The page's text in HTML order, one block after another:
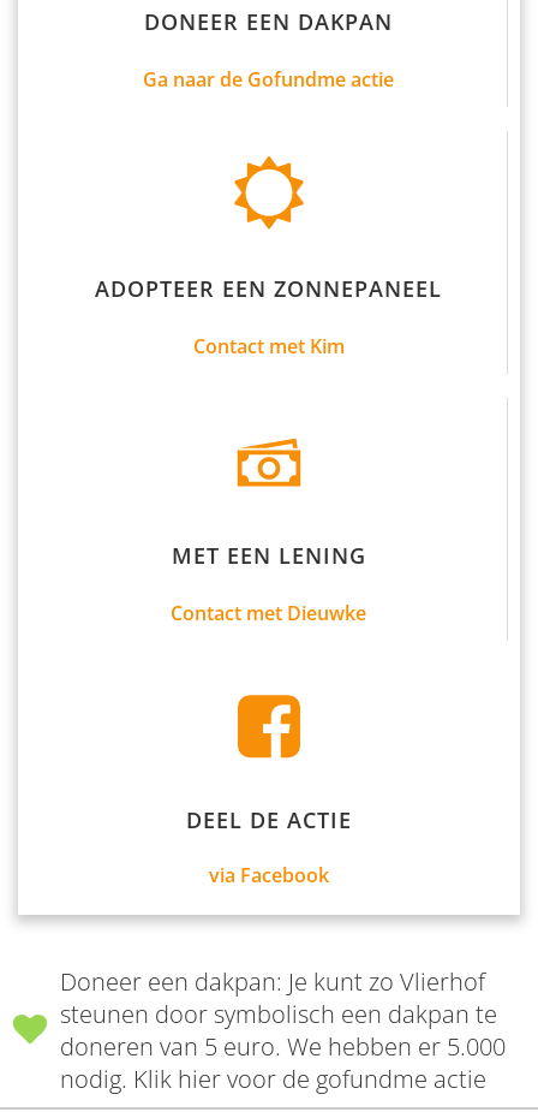
DONEER EEN DAKPAN
Ga naar de Gofundme actie
ADOPTEER EEN ZONNEPANEEL
Contact met Kim
MET EEN LENING
Contact met Dieuwke
DEEL DE ACTIE
via Facebook
Doneer een dakpan: Je kunt zo Vlierhof
steunen door symbolisch een dakpan te
doneren van 5 euro. We hebben er 5.000
nodig. Klik hier voor de gofundme actie